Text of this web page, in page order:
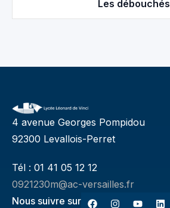
Les débouchés
4 avenue Georges Pompidou
92300 Levallois-Perret
Tél : 01 41 05 12 12
0921230m@ac-versailles.fr
Nous suivre sur